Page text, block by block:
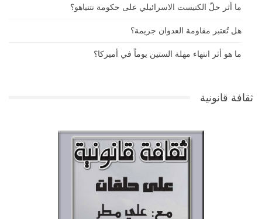
ما أثر حلّ الكنيست الاسرائيلي على حكومة نتنياهو؟
هل تُعتبر مقاومة العدوان جريمة؟
ما هو أثر انتهاء مهلة الستين يوماً في أميركا؟
ثقافة قانونية